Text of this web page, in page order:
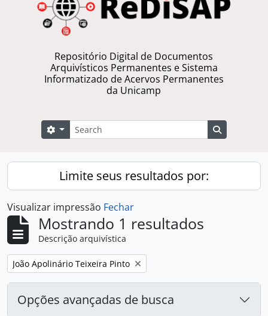
Repositório Digital de Documentos
Arquivísticos Permanentes e Sistema
Informatizado de Acervos Permanentes
da Unicamp
Buscar
Opções de busca
Limite seus resultados por:
Visualizar impressão Fechar
Mostrando 1 resultados
Descrição arquivística
Remover filtro:
João Apolinário Teixeira Pinto
Opções avançadas de busca